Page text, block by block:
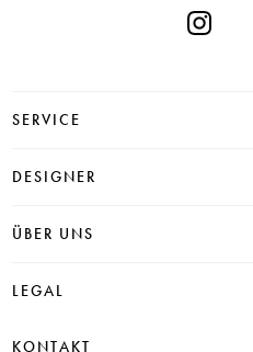
SERVICE
Größentabelle
Häufige Fragen
Rücksendung
DESIGNER
INSIEME
JUVIA
ÜBER UNS
Historie
LEGAL
Impressum
KONTAKT